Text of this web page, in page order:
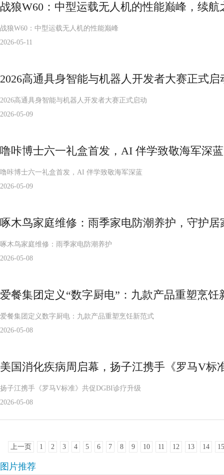
战狼W60：中型运载无人机的性能巅峰，续
战狼W60：中型运载无人机的性能巅峰
2026-05-11
2026高通具身智能与机器人开发者大赛正式启
2026高通具身智能与机器人开发者大赛正式启动
2026-05-09
噜咔博士六一礼盒首发，AI 伴学致敬海军深蓝
噜咔博士六一礼盒首发，AI 伴学致敬海军深蓝
2026-05-09
啄木鸟家庭维修：雨季家电防潮养护，守护居
啄木鸟家庭维修：雨季家电防潮养护
2026-05-08
爱餐集团定义“数字厨电”：九款产品重塑烹饪
爱餐集团定义数字厨电：九款产品重塑烹饪新范式
2026-05-08
美国消化疾病周启幕，扬子江携手《罗马V标
扬子江携手《罗马V标准》共促DGBI诊疗升级
2026-05-08
上一页 1 2 3 4 5 6 7 8 9 10 11 12 13 14 15
图片推荐